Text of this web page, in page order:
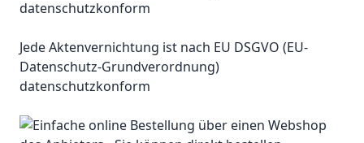
Jede Aktenvernichtung ist nach EU DSGVO (EU-
Datenschutz-Grundverordnung)
datenschutzkonform